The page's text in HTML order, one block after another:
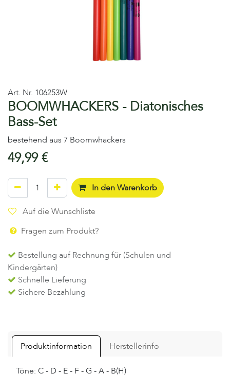
Art. Nr. 106253W
BOOMWHACKERS - Diatonisches
Bass-Set
bestehend aus 7 Boomwhackers
49,99€
In den Warenkorb
Auf die Wunschliste
Fragen zum Produkt?
Bestellung auf Rechnung für (Schulen und
Kindergärten)
Schnelle Lieferung
Sichere Bezahlung
Produktinformation Herstellerinfo
Töne: C - D - E - F - G - A - B(H)